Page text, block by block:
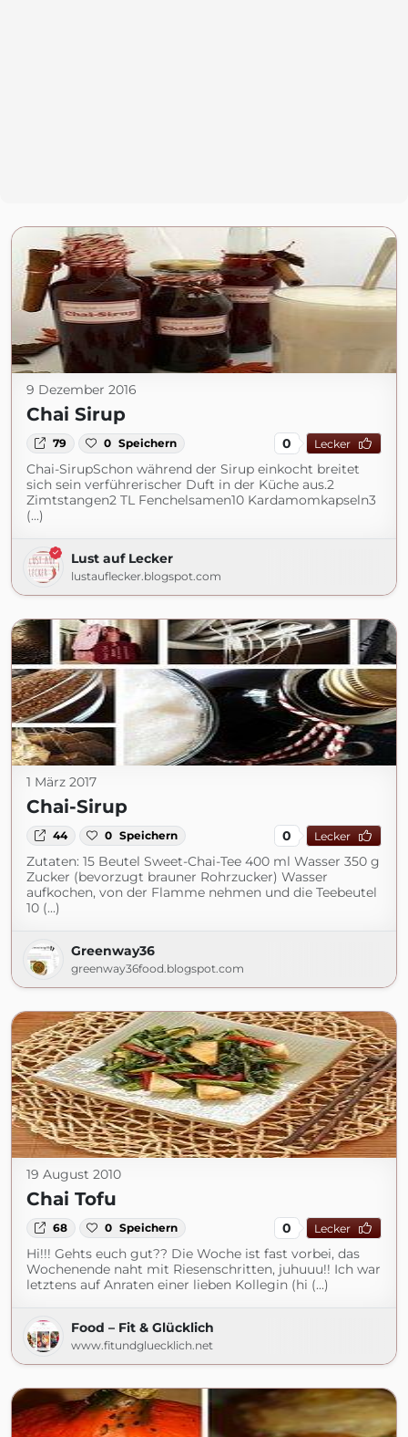
9 Dezember 2016
Chai Sirup
79 0 Speichern 0 Lecker
Chai-SirupSchon während der Sirup einkocht breitet
sich sein verführerischer Duft in der Küche aus.2
Zimtstangen2 TL Fenchelsamen10 Kardamomkapseln3
(...)
Lust auf Lecker
lustauflecker.blogspot.com
1 März 2017
Chai-Sirup
44 0 Speichern 0 Lecker
Zutaten: 15 Beutel Sweet-Chai-Tee 400 ml Wasser 350 g
Zucker (bevorzugt brauner Rohrzucker) Wasser
aufkochen, von der Flamme nehmen und die Teebeutel
10 (...)
Greenway36
greenway36food.blogspot.com
19 August 2010
Chai Tofu
68 0 Speichern 0 Lecker
Hi!!! Gehts euch gut?? Die Woche ist fast vorbei, das
Wochenende naht mit Riesenschritten, juhuuu!! Ich war
letztens auf Anraten einer lieben Kollegin (hi (...)
Food – Fit & Glücklich
www.fitundgluecklich.net